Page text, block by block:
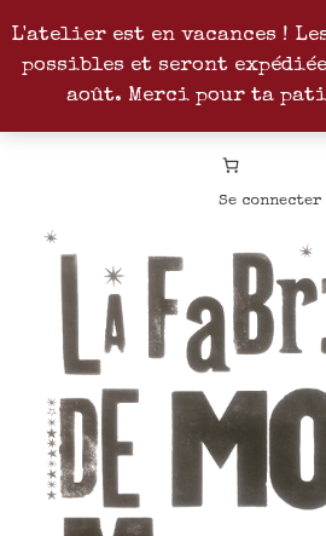
L'atelier est en vacances !
possibles et seront
août. Merci pour ta
InstagramPinterest
Se connecter